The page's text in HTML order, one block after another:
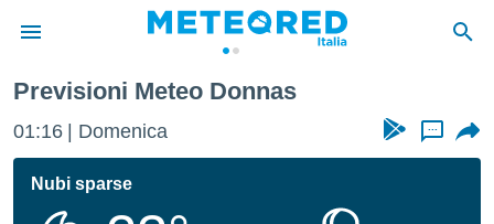
di
Previsioni Meteo Donnas
01:16 Domenica ...
Nubi sparse